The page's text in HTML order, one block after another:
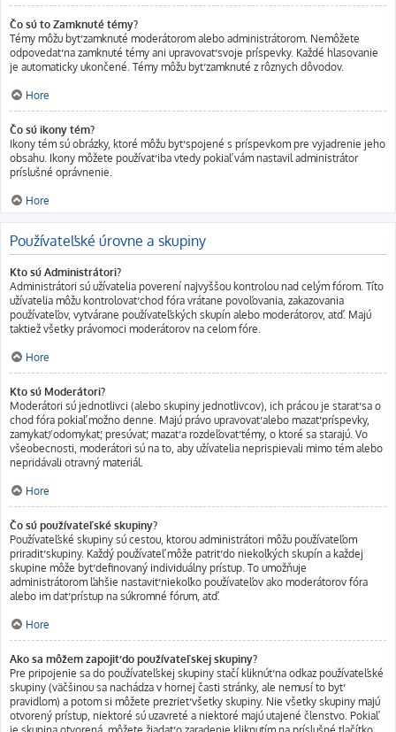
Čo sú to Zamknuté témy?
Témy môžu byť zamknuté moderátorom alebo administrátorom. Nemôžete
odpovedať na zamknuté témy ani upravovať svoje príspevky. Každé hlasovanie
je automaticky ukončené. Témy môžu byť zamknuté z rôznych dôvodov.
Hore
Čo sú ikony tém?
Ikony tém sú obrázky, ktoré môžu byť spojené s príspevkom pre vyjadrenie jeho
obsahu. Ikony môžete používať iba vtedy pokiaľ vám nastavil administrátor
príslušné oprávnenie.
Hore
Používateľské úrovne a skupiny
Kto sú Administrátori?
Administrátori sú užívatelia poverení najvyššou kontrolou nad celým fórom. Títo
užívatelia môžu kontrolovať chod fóra vrátane povoľovania, zakazovania
používateľov, vytvárane používateľských skupín alebo moderátorov, atď. Majú
taktiež všetky právomoci moderátorov na celom fóre.
Hore
Kto sú Moderátori?
Moderátori sú jednotlivci (alebo skupiny jednotlivcov), ich prácou je starať sa o
chod fóra pokiaľ možno denne. Majú právo upravovať alebo mazať príspevky,
zamykať/odomykať, presúvať, mazať a rozdeľovať témy, o ktoré sa starajú. Vo
všeobecnosti, moderátori sú na to, aby užívatelia neprispievali mimo tém alebo
nepridávali otravný materiál.
Hore
Čo sú používateľské skupiny?
Používateľské skupiny sú cestou, ktorou administrátori môžu používateľom
priradiť skupiny. Každý používateľ môže patriť do niekoľkých skupín a každej
skupine môže byť definovaný individuálny prístup. To umožňuje
administrátorom ľahšie nastaviť niekoľko používateľov ako moderátorov fóra
alebo im dať prístup na súkromné fórum, atď.
Hore
Ako sa môžem zapojiť do používateľskej skupiny?
Pre pripojenie sa do používateľskej skupiny stačí kliknúť na odkaz používateľské
skupiny (väčšinou sa nachádza v hornej časti stránky, ale nemusí to byť
pravidlom) a potom si môžete prezrieť všetky skupiny. Nie všetky skupiny majú
otvorený prístup, niektoré sú uzavreté a niektoré majú utajené členstvo. Pokiaľ